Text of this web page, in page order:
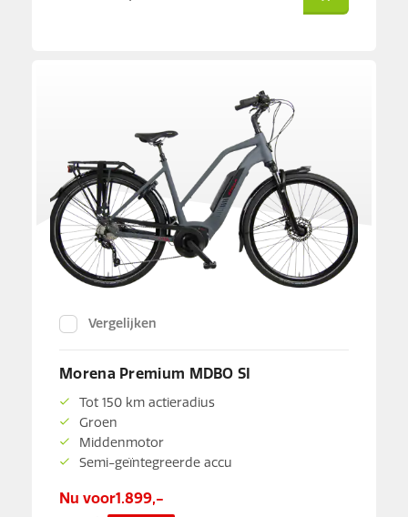
Vergelijken
Morena Premium MDBO SI
Tot 150 km actieradius
Groen
Middenmotor
Semi-geïntegreerde accu
Nu voor1.899,-